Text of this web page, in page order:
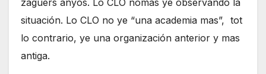
situación. Lo CLO no ye “una academia mas”, tot
lo contrario, ye una organización anterior y mas
antiga.